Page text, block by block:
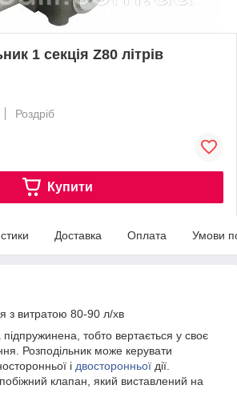
1 секція Z80 літрів
Роздріб
Купити
Доставка Оплата Умови
з витратою 80-90 л/хв
підпружинена, тобто вертається у своє
Розподільник може керувати
і двосторонньої дії.
клапан, який виставлений на